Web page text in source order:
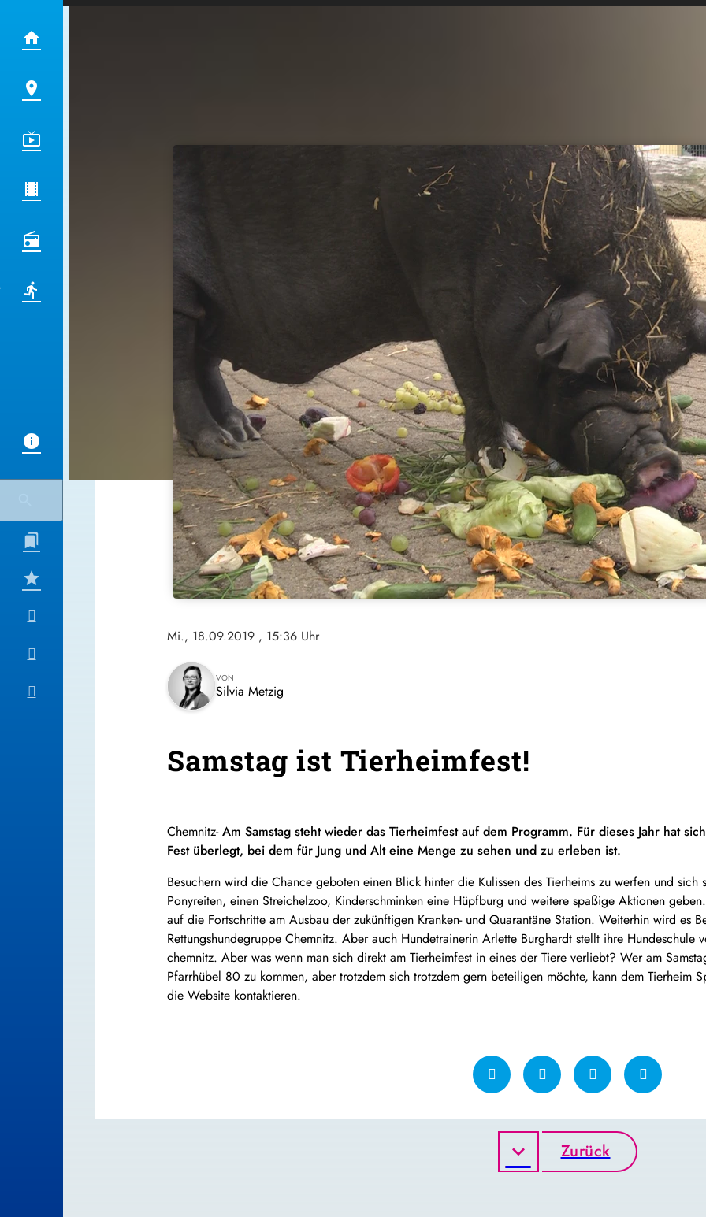
Mi., 18.09.2019 , 15:36 Uhr
VON
Silvia Metzig
Samstag ist Tierheimfest!
Chemnitz-Am Samstag steht wieder das Tierheimfest auf dem Programm. Für dieses Jahr hat
Fest überlegt, bei dem für Jung und Alt eine Menge zu sehen und zu erleben ist.
Besuchern wird die Chance geboten einen Blick hinter die Kulissen des Tierheims zu werfen und
Ponyreiten, einen Streichelzoo, Kinderschminken eine Hüpfburg und weitere spaßige Aktionen
auf die Fortschritte am Ausbau der zukünftigen Kranken- und Quarantäne Station. Weiterhin wird es
Rettungshundegruppe Chemnitz. Aber auch Hundetrainerin Arlette Burghardt stellt ihre
chemnitz. Aber was wenn man sich direkt am Tierheimfest in eines der Tiere verliebt? Wer am
Pfarrhübel 80 zu kommen, aber trotzdem sich trotzdem gern beteiligen möchte, kann dem Tierheim
die Website kontaktieren.
Zurück